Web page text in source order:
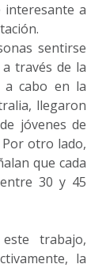
interesante a
sentirse
través de la
a cabo en la
llegaron
jóvenes de
otro lado,
que cada
30 y 45
trabajo,
la